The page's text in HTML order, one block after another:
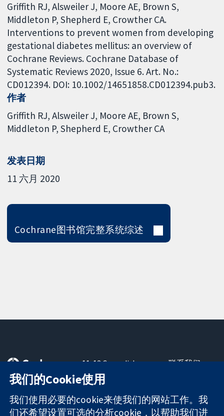
Griffith RJ, Alsweiler J, Moore AE, Brown S,
Middleton P, Shepherd E, Crowther CA.
Interventions to prevent women from developing
gestational diabetes mellitus: an overview of
Cochrane Reviews. Cochrane Database of
Systematic Reviews 2020, Issue 6. Art. No.:
CD012394. DOI: 10.1002/14651858.CD012394.pub3.
作者
Griffith RJ Alsweiler J Moore AE Brown S
Middleton P Shepherd E Crowther CA
发表日期
11 六月 2020
Cochrane图书馆完整系统综述
可信任的证据
知情决定
更完善的医疗健
11-13 Cavendish
Square
London
W1G 0AN
United Kingdom
联系我们
关于我们
工作机会
我们的Cookie使用
我们使用必要的cookie来使我们的网站工作。我
们还希望设置可选的分析cookie，以帮助我们进